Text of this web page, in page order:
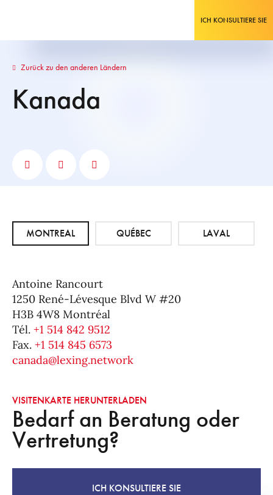
ICH KONSULTIERE SIE
Zurück zu den anderen Ländern
Kanada
Bedarf an Beratung oder
Vertretung?
ICH KONSULTIERE SIE
MONTREAL QUÉBEC LAVAL
Antoine Rancourt
1250 René-Lévesque Blvd W #20
H3B 4W8 Montréal
Tél. +1 514 842 9512
Fax. +1 514 845 6573
canada@lexing.network
VISITENKARTE HERUNTERLADEN